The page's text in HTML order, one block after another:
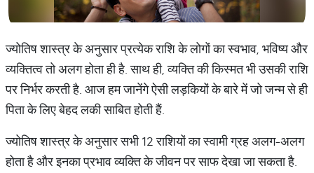
ज्योतिष शास्त्र के अनुसार प्रत्येक राशि के लोगों का स्वभाव, भविष्य और
व्यक्तित्व तो अलग होता ही है. साथ ही, व्यक्ति की किस्मत भी उसकी राशि
पर निर्भर करती है. आज हम जानेंगे ऐसी लड़कियों के बारे में जो जन्म से ही
पिता के लिए बेहद लकी साबित होती हैं.
ज्योतिष शास्त्र के अनुसार सभी 12 राशियों का स्वामी ग्रह अलग-अलग
होता है और इनका प्रभाव व्यक्ति के जीवन पर साफ देखा जा सकता है.